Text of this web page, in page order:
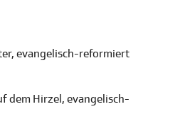
evangelisch-reformiert
dem Hirzel, evangelisch-